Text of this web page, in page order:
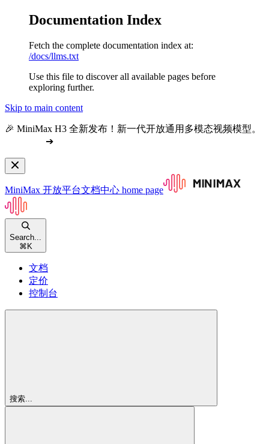
Documentation Index
Fetch the complete documentation index at:
/docs/llms.txt
Use this file to discover all available pages before
exploring further.
Skip to main content
🎉 MiniMax H3 全新发布！新一代开放通用多模态视频模型。
➔
MiniMax 开放平台文档中心 home page
Search...
⌘ K
文档
定价
控制台
搜索...